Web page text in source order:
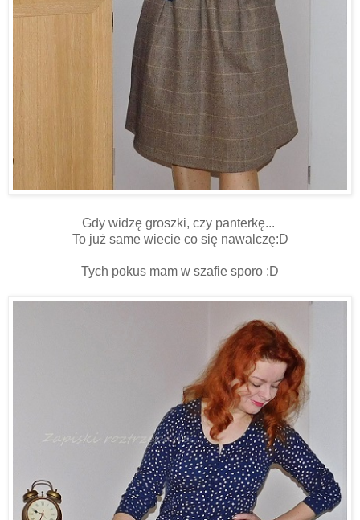
Gdy widzę groszki, czy panterkę...
To już same wiecie co się nawalczę:D
Tych pokus mam w szafie sporo :D